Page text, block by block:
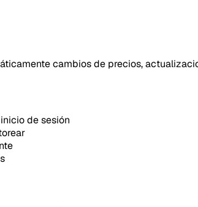
cambios de precios,
de sesión